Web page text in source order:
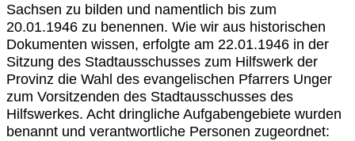
Sachsen zu bilden und namentlich bis zum
20.01.1946 zu benennen. Wie wir aus historischen
Dokumenten wissen, erfolgte am 22.01.1946 in der
Sitzung des Stadtausschusses zum Hilfswerk der
Provinz die Wahl des evangelischen Pfarrers Unger
zum Vorsitzenden des Stadtausschusses des
Hilfswerkes. Acht dringliche Aufgabengebiete wurden
benannt und verantwortliche Personen zugeordnet: